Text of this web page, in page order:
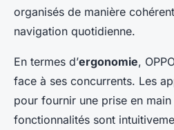
organisés de manière
navigation quotidienne.
En termes d’ergonomie,
face à ses concurrents. Les
pour fournir une prise en
fonctionnalités sont